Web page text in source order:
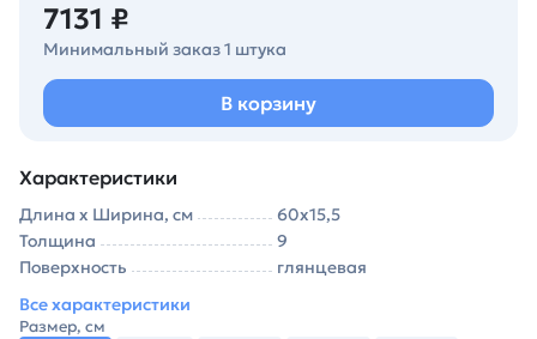
7131 ₽
Минимальный заказ 1 штука
В корзину
Характеристики
Длина х Ширина, см
60х15,5
Толщина
9
Поверхность
глянцевая
Все характеристики
Размер, см